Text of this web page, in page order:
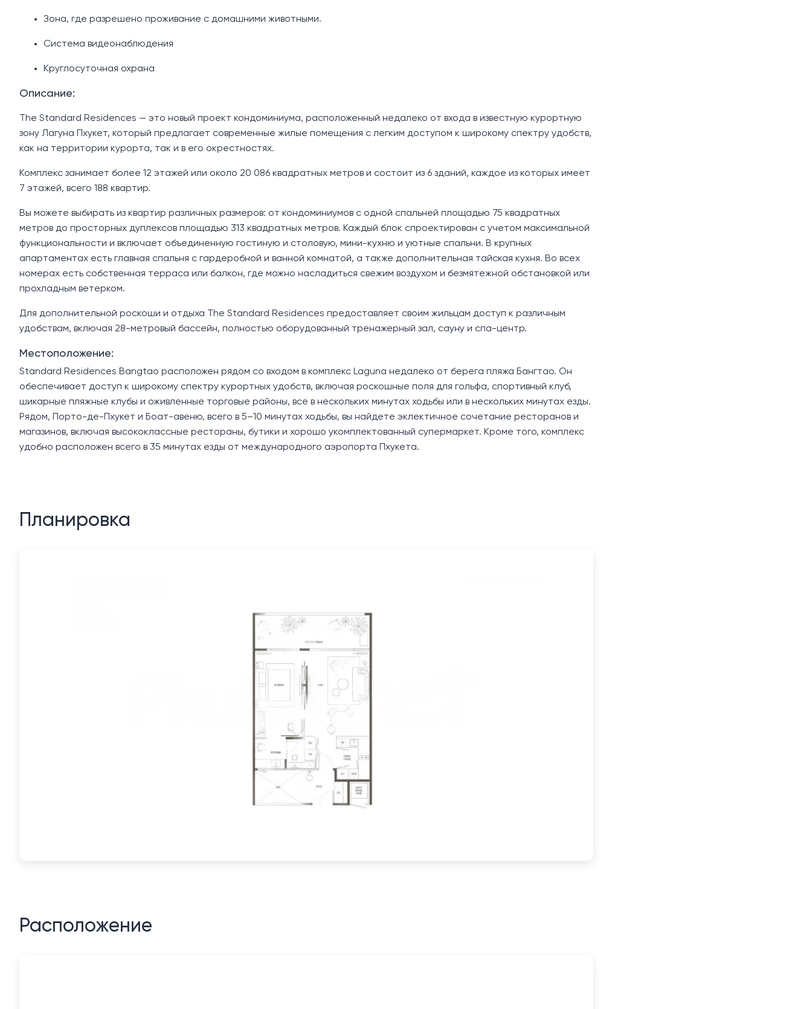
Зона, где разрешено проживание с домашними животными.
Система видеонаблюдения
Круглосуточная охрана
Описание:
The Standard Residences — это новый проект кондоминиума, расположенный недалеко от входа в известную курортную
зону Лагуна Пхукет, который предлагает современные жилые помещения с легким доступом к широкому спектру удобств,
как на территории курорта, так и в его окрестностях.
Комплекс занимает более 12 этажей или около 20 086 квадратных метров и состоит из 6 зданий, каждое из которых имеет
7 этажей, всего 188 квартир.
Вы можете выбирать из квартир различных размеров: от кондоминиумов с одной спальней площадью 75 квадратных
метров до просторных дуплексов площадью 313 квадратных метров. Каждый блок спроектирован с учетом максимальной
функциональности и включает объединенную гостиную и столовую, мини-кухню и уютные спальни. В крупных
апартаментах есть главная спальня с гардеробной и ванной комнатой, а также дополнительная тайская кухня. Во всех
номерах есть собственная терраса или балкон, где можно насладиться свежим воздухом и безмятежной обстановкой или
прохладным ветерком.
Для дополнительной роскоши и отдыха The Standard Residences предоставляет своим жильцам доступ к различным
удобствам, включая 28-метровый бассейн, полностью оборудованный тренажерный зал, сауну и спа-центр.
Местоположение:
Standard Residences Bangtao расположен рядом со входом в комплекс Laguna недалеко от берега пляжа Бангтао. Он
обеспечивает доступ к широкому спектру курортных удобств, включая роскошные поля для гольфа, спортивный клуб,
шикарные пляжные клубы и оживленные торговые районы, все в нескольких минутах ходьбы или в нескольких минутах езды.
Рядом, Порто-де-Пхукет и Боат-авеню, всего в 5–10 минутах ходьбы, вы найдете эклектичное сочетание ресторанов и
магазинов, включая высококлассные рестораны, бутики и хорошо укомплектованный супермаркет. Кроме того, комплекс
удобно расположен всего в 35 минутах езды от международного аэропорта Пхукета.
Планировка
Расположение